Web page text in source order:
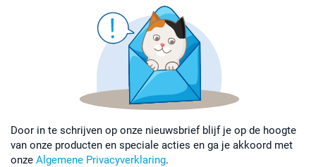
Door in te schrijven op onze nieuwsbrief blijf je op de hoogte
van onze producten en speciale acties en ga je akkoord met
onze Algemene Privacyverklaring.